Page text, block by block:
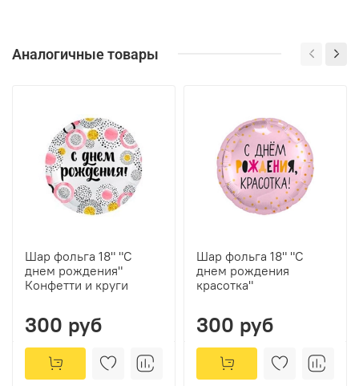
Аналогичные товары
Шар фольга 18" "С
днем рождения"
Конфетти и круги
300 руб
Шар фольга 18" "С
днем рождения
красотка"
300 руб